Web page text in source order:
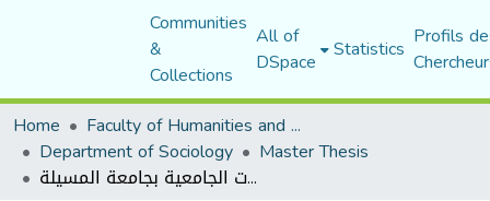
Communities
&
Collections
All of
DSpace Statistics Profils
Home
Faculty of Humanities and Social Sciences
Department of Sociology Master Thesis
الأداء الوظيفي للموظف وعلاقته بأخلاقيات المهنة -دراسة ميدانية بمديرية الخدمات الجامعية بجامعة المسيلة